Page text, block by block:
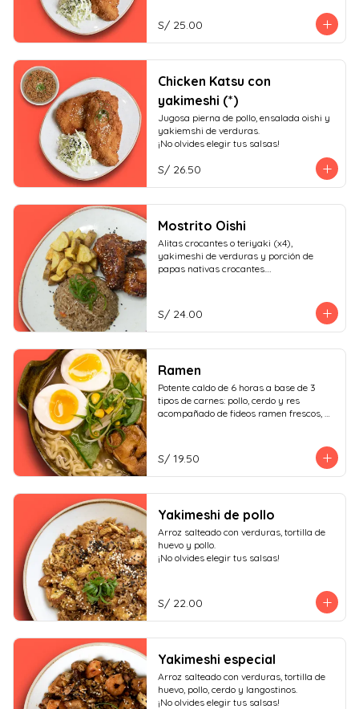
S/ 25.00
Chicken Katsu con
yakimeshi (*)
Jugosa pierna de pollo, ensalada oishi y
yakiemshi de verduras.
¡No olvides elegir tus salsas!
S/ 26.50
Mostrito Oishi
Alitas crocantes o teriyaki (x4),
yakimeshi de verduras y porción de
papas nativas crocantes.
S/ 24.00
Ramen
Potente caldo de 6 horas a base de 3
tipos de carnes: pollo, cerdo y res
acompañado de fideos ramen frescos,
S/ 19.50
Yakimeshi de pollo
Arroz salteado con verduras, tortilla de
huevo y pollo.
¡No olvides elegir tus salsas!
S/ 22.00
Yakimeshi especial
Arroz salteado con verduras, tortilla de
huevo, pollo, cerdo y langostinos.
¡No olvides elegir tus salsas!